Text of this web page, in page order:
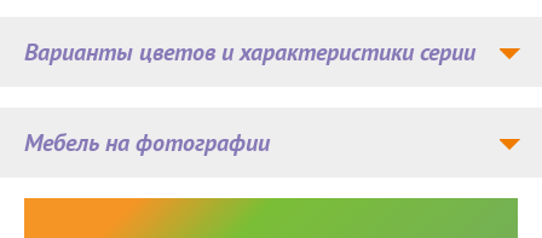
Мебель на фотографии
Варианты цветов и характеристики серии